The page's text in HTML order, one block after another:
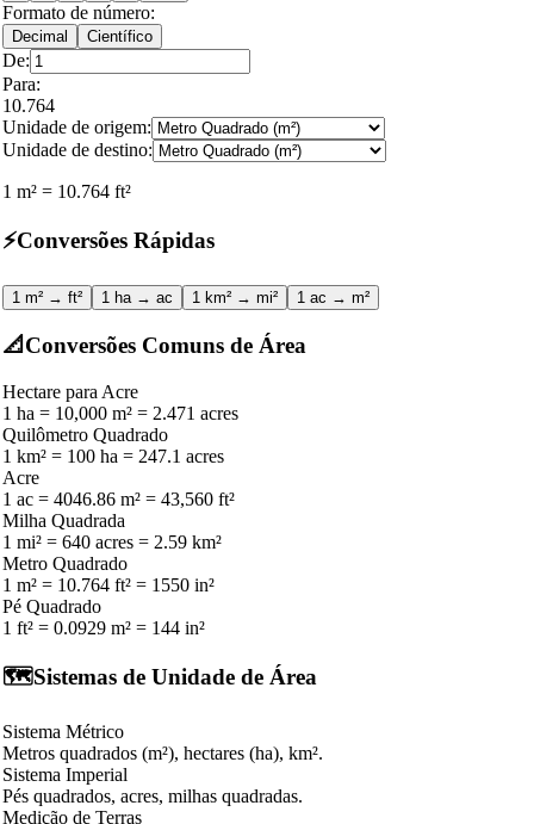
Formato de número:
Decimal Científico
De:
Para:
10.764
Unidade de origem:
Unidade de destino:
1 m² = 10.764 ft²
⚡Conversões Rápidas
1 m² → ft² 1 ha → ac 1 km² → mi² 1 ac → m²
📐Conversões Comuns de Área
Hectare para Acre
1 ha = 10,000 m² = 2.471 acres
Quilômetro Quadrado
1 km² = 100 ha = 247.1 acres
Acre
1 ac = 4046.86 m² = 43,560 ft²
Milha Quadrada
1 mi² = 640 acres = 2.59 km²
Metro Quadrado
1 m² = 10.764 ft² = 1550 in²
Pé Quadrado
1 ft² = 0.0929 m² = 144 in²
🗺️Sistemas de Unidade de Área
Sistema Métrico
Metros quadrados (m²), hectares (ha), km².
Sistema Imperial
Pés quadrados, acres, milhas quadradas.
Medição de Terras